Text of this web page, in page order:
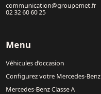
communication@groupemet.fr
02 32 60 60 25
Menu
Véhicules d’occasion
Configurez votre Mercedes-Benz
Mercedes-Benz Classe A